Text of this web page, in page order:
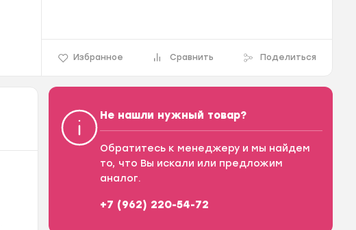
Избранное Сравнить Поделиться
Не нашли нужный товар?
Обратитесь к менеджеру и мы найдем
то, что Вы искали или предложим
аналог.
+7 (962) 220-54-72